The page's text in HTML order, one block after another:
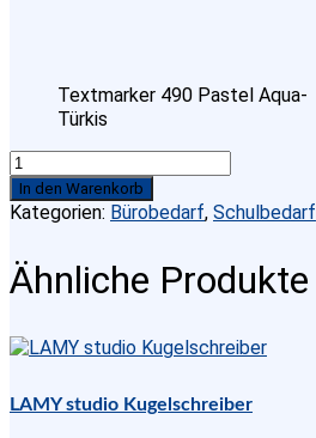
Textmarker 490 Pastel Aqua-
Türkis
Textmarker
490
Pastel
Türkis
Menge
In den Warenkorb
Kategorien: Bürobedarf, Schulbedarf
Ähnliche Produkte
LAMY studio Kugelschreiber